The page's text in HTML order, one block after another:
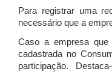
Para registrar uma
necessário que a
Caso a empresa
cadastrada no
participação.